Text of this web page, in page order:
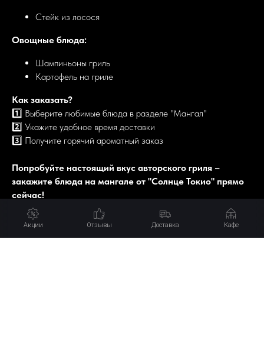
Стейк из лосося
Овощные блюда:
Шампиньоны гриль
Картофель на гриле
Как заказать?
1️⃣ Выберите любимые блюда в разделе "Мангал"
2️⃣ Укажите удобное время доставки
3️⃣ Получите горячий ароматный заказ
Попробуйте настоящий вкус авторского гриля –
закажите блюда на мангале от "Солнце Токио" прямо
сейчас!
Акции Отзывы Доставка Кафе